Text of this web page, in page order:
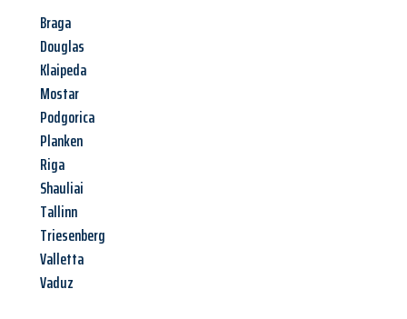
Braga
Douglas
Klaipeda
Mostar
Podgorica
Planken
Riga
Shauliai
Tallinn
Triesenberg
Valletta
Vaduz